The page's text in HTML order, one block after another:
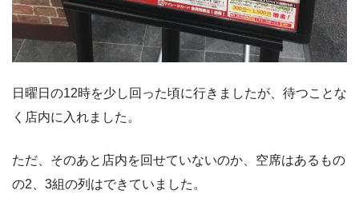
日曜日の12時を少し回った頃に行きましたが、待つことな
く店内に入れました。
ただ、そのあと店内を回せていないのか、空席はあるもの
の2、3組の列はできていました。